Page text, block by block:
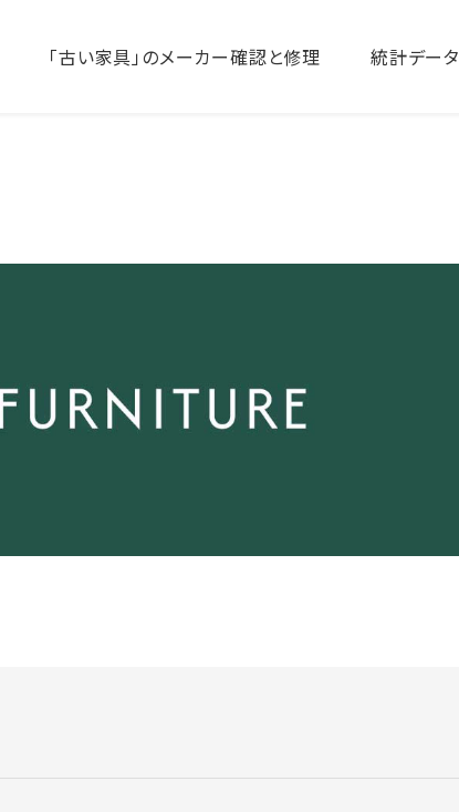
「古い家具」のメーカー確認と修理 統計データ